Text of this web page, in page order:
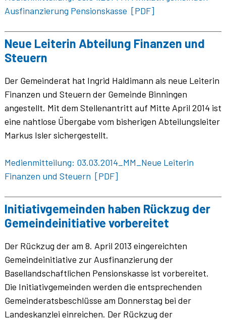
Ausfinanzierung Pensionskasse [PDF]
Neue Leiterin Abteilung Finanzen und
Steuern
Der Gemeinderat hat Ingrid Haldimann als neue Leiterin
Finanzen und Steuern der Gemeinde Binningen
angestellt. Mit dem Stellenantritt auf Mitte April 2014 ist
eine nahtlose Übergabe vom bisherigen Abteilungsleiter
Markus Isler sichergestellt.
Medienmitteilung: 03.03.2014_MM_Neue Leiterin
Finanzen und Steuern [PDF]
Initiativgemeinden haben Rückzug der
Gemeindeinitiative vorbereitet
Der Rückzug der am 8. April 2013 eingereichten
Gemeindeinitiative zur Ausfinanzierung der
Basellandschaftlichen Pensionskasse ist vorbereitet.
Die Initiativgemeinden werden die entsprechenden
Gemeinderatsbeschlüsse am Donnerstag bei der
Landeskanzlei einreichen. Der Rückzug der